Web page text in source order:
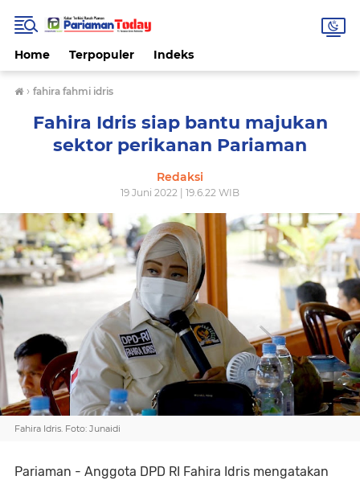
Home Terpopuler Indeks
› fahira fahmi idris
Fahira Idris siap bantu majukan
sektor perikanan Pariaman
Redaksi
19 Juni 2022 | 19.6.22 WIB
Fahira Idris. Foto: Junaidi
Pariaman - Anggota DPD RI Fahira Idris mengatakan